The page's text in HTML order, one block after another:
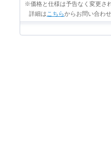
※価格と仕様は予告なく変更さ
詳細はこちらからお問い合わせ